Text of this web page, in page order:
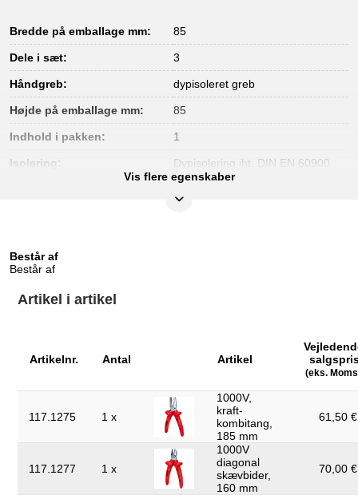
Bredde på emballage mm: 85
Dele i sæt: 3
Håndgreb: dypisoleret greb
Højde på emballage mm: 85
Indhold i pakken: 1
Isolering: Dypisolering iht. DIN EN 60900
Norm:
Prøvecertifikat:
Vis flere egenskaber
Består af
Består af
Artikel i artikel
Artikelnr. Antal Artikel
(eks.
117.1275 1 x
1000V,
kraft-
kombitang,
185 mm
61,50
117.1277 1 x
1000V
diagonal
skævbider,
160 mm
70,00